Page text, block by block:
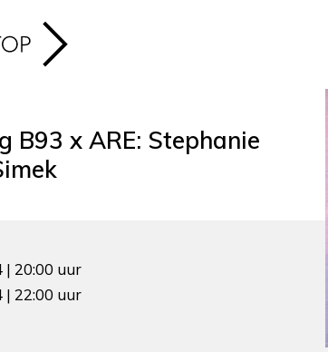
B93 x ARE: Stephanie
| 20:00 uur
22:00 uur